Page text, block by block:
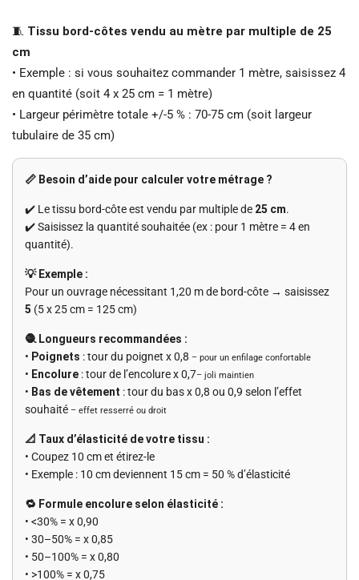
🧵 Tissu bord-côtes vendu au mètre par multiple de 25
cm
• Exemple : si vous souhaitez commander 1 mètre, saisissez 4
en quantité (soit 4 x 25 cm = 1 mètre)
• Largeur périmètre totale +/-5 % : 70-75 cm (soit largeur
tubulaire de 35 cm)
📏 Besoin d’aide pour calculer votre métrage ?
✔️ Le tissu bord-côte est vendu par multiple de 25 cm.
✔️ Saisissez la quantité souhaitée (ex : pour 1 mètre = 4 en
quantité).
💡 Exemple :
Pour un ouvrage nécessitant 1,20 m de bord-côte → saisissez
5 (5 x 25 cm = 125 cm)
🧶 Longueurs recommandées :
• Poignets : tour du poignet x 0,8 – pour un enfilage confortable
• Encolure : tour de l’encolure x 0,7– joli maintien
• Bas de vêtement : tour du bas x 0,8 ou 0,9 selon l’effet
souhaité – effet resserré ou droit
📐 Taux d’élasticité de votre tissu :
• Coupez 10 cm et étirez-le
• Exemple : 10 cm deviennent 15 cm = 50 % d’élasticité
🔁 Formule encolure selon élasticité :
• <30% = x 0,90
• 30–50% = x 0,85
• 50–100% = x 0,80
• >100% = x 0,75